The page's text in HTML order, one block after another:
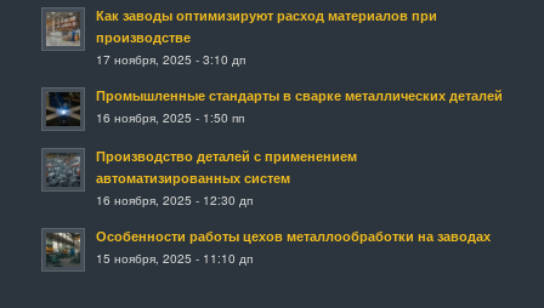
Как заводы оптимизируют расход материалов при
производстве
17 ноября, 2025 - 3:10 дп
Промышленные стандарты в сварке металлических деталей
16 ноября, 2025 - 1:50 пп
Производство деталей с применением
автоматизированных систем
16 ноября, 2025 - 12:30 дп
Особенности работы цехов металлообработки на заводах
15 ноября, 2025 - 11:10 дп